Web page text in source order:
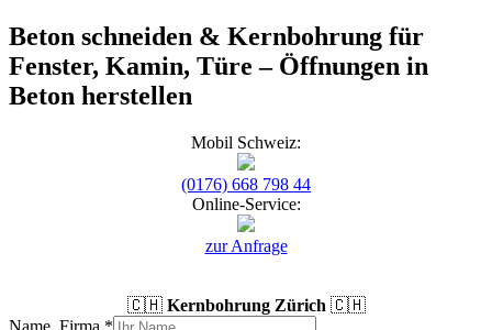
Beton schneiden & Kernbohrung für
Fenster, Kamin, Türe – Öffnungen in
Beton herstellen
Mobil Schweiz:
(0176) 668 798 44
Online-Service:
zur Anfrage
🇨🇭 Kernbohrung Zürich 🇨🇭
Name, Firma *